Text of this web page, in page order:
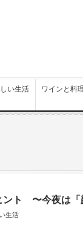
い生活 ワインと料
ント 〜今夜は「
生活